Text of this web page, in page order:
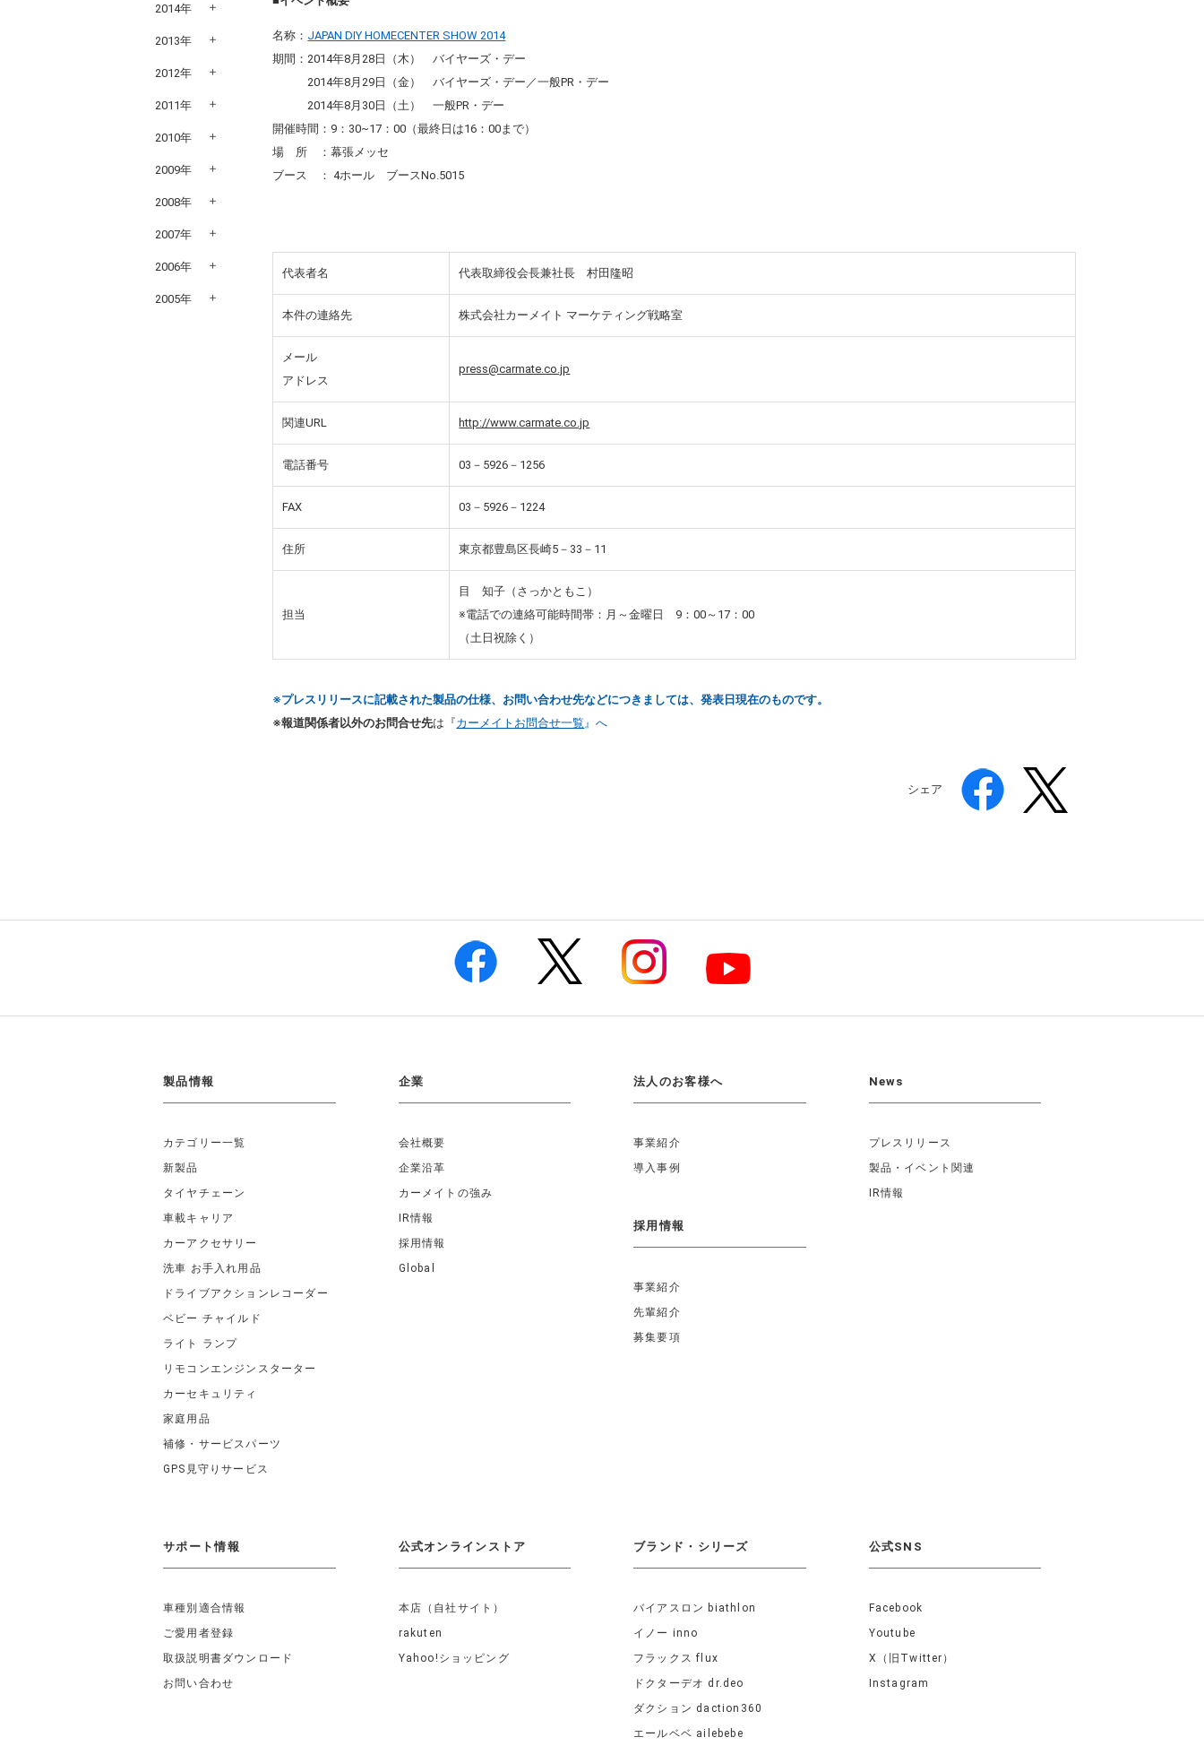
名称： JAPAN DIY HOMECENTER SHOW 2014
期間：2014年8月28日（木） バイヤーズ・デー
2014年8月29日（金） バイヤーズ・デー／一般PR・デー
2014年8月30日（土） 一般PR・デー
開催時間：9：30~17：00（最終日は16：00まで）
場 所 ：幕張メッセ
ブース ： 4ホール ブースNo.5015
代表者名 代表取締役会長兼社長 村田隆昭
本件の連絡先 株式会社カーメイト マーケティング戦略室
メール
アドレス
press@carmate.co.jp
関連URL http://www.carmate.co.jp
電話番号 03－5926－1256
FAX 03－5926－1224
住所 東京都豊島区長崎5－33－11
担当
目 知子（さっかともこ）
※電話での連絡可能時間帯：月～金曜日 9：00～17：00
（土日祝除く）
※プレスリリースに記載された製品の仕様、お問い合わせ先などにつきましては、発表日現在のものです。
※報道関係者以外のお問合せ先は『カーメイトお問合せ一覧』へ
シェア
2014年
2013年
2012年
2011年
2010年
2009年
2008年
2007年
2006年
2005年
製品情報
カテゴリー一覧
新製品
タイヤチェーン
車載キャリア
カーアクセサリー
洗車 お手入れ用品
ドライブアクションレコーダー
ベビー チャイルド
ライト ランプ
リモコンエンジンスターター
カーセキュリティ
家庭用品
補修・サービスパーツ
GPS見守りサービス
企業
会社概要
企業沿革
カーメイトの強み
IR情報
採用情報
Global
法人のお客様へ
事業紹介
導入事例
News
プレスリリース
製品・イベント関連
IR情報
採用情報
事業紹介
先輩紹介
募集要項
サポート情報
車種別適合情報
ご愛用者登録
取扱説明書ダウンロード
お問い合わせ
公式オンラインストア
本店（自社サイト）
rakuten
Yahoo!ショッピング
ブランド・シリーズ
バイアスロン biathlon
イノー inno
フラックス flux
ドクターデオ dr.deo
ダクション daction360
エールベベ ailebebe
公式SNS
Facebook
Youtube
X（旧Twitter）
Instagram